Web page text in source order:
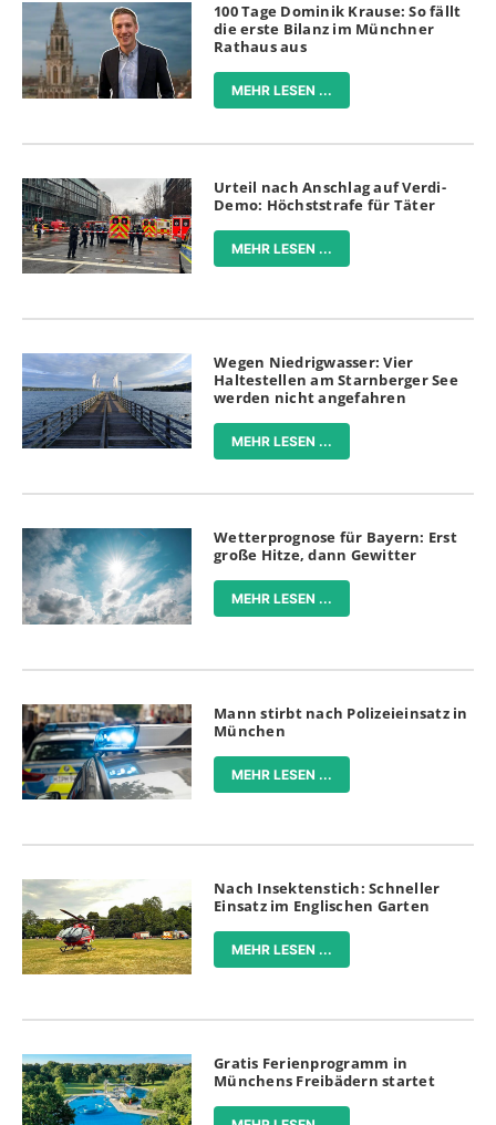
100 Tage Dominik Krause: So fällt
die erste Bilanz im Münchner
Rathaus aus
MEHR LESEN ...
Urteil nach Anschlag auf Verdi-
Demo: Höchststrafe für Täter
MEHR LESEN ...
Wegen Niedrigwasser: Vier
Haltestellen am Starnberger See
werden nicht angefahren
MEHR LESEN ...
Wetterprognose für Bayern: Erst
große Hitze, dann Gewitter
MEHR LESEN ...
Mann stirbt nach Polizeieinsatz in
München
MEHR LESEN ...
Nach Insektenstich: Schneller
Einsatz im Englischen Garten
MEHR LESEN ...
Gratis Ferienprogramm in
Münchens Freibädern startet